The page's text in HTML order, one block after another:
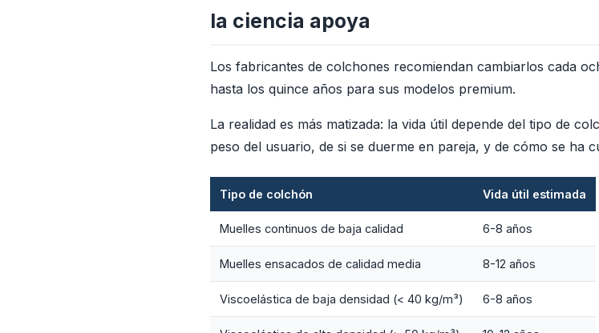
la ciencia apoya
Los fabricantes de colchones recomiendan cambiarlos cada
hasta los quince años para sus modelos premium.
La realidad es más matizada: la vida útil depende del tipo de
peso del usuario, de si se duerme en pareja, y de cómo se ha
Tipo de colchón Vida útil estimada
Muelles continuos de baja calidad 6-8 años
Muelles ensacados de calidad media 8-12 años
Viscoelástica de baja densidad (< 40 kg/m³) 6-8 años